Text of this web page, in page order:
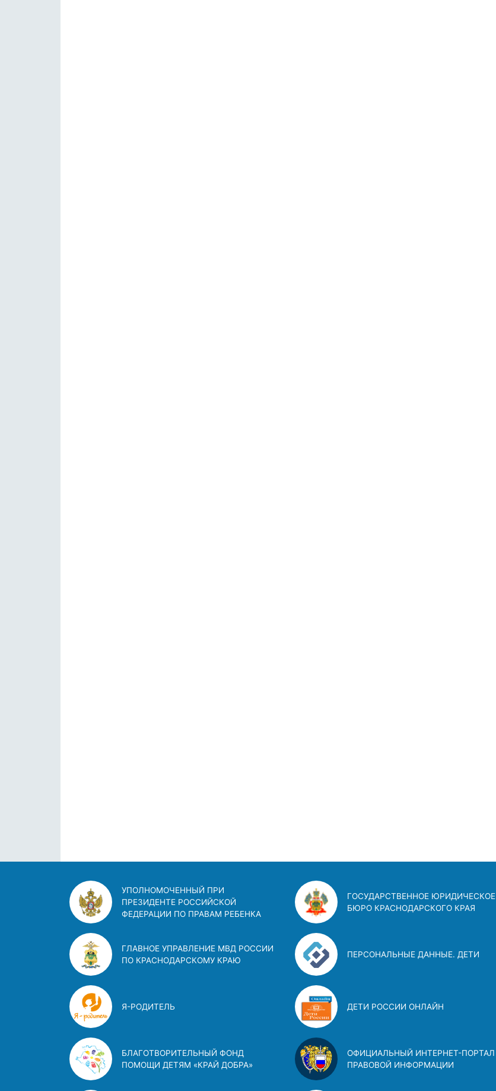
УПОЛНОМОЧЕННЫЙ ПРИ
ПРЕЗИДЕНТЕ РОССИЙСКОЙ
ФЕДЕРАЦИИ ПО ПРАВАМ РЕБЕНКА
ГЛАВНОЕ УПРАВЛЕНИЕ МВД РОССИИ
ПО КРАСНОДАРСКОМУ КРАЮ
Я-РОДИТЕЛЬ
БЛАГОТВОРИТЕЛЬНЫЙ ФОНД
ПОМОЩИ ДЕТЯМ «КРАЙ ДОБРА»
ГОСУДАРСТВЕННОЕ ЮРИДИЧЕСКОЕ
БЮРО КРАСНОДАРСКОГО КРАЯ
ПЕРСОНАЛЬНЫЕ ДАННЫЕ. ДЕТИ
ДЕТИ РОССИИ ОНЛАЙН
ОФИЦИАЛЬНЫЙ ИНТЕРНЕТ-ПОРТАЛ
ПРАВОВОЙ ИНФОРМАЦИИ